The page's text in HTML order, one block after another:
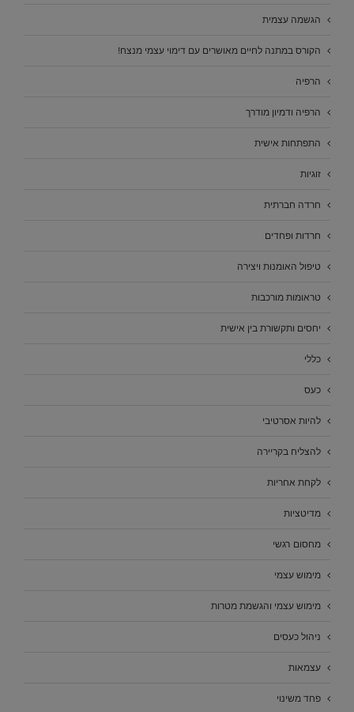
הגשמה עצמית
הקורס במתנה לחיים מאושרים עם דימוי עצמי מנצח!
הרפיה
הרפיה ודמיון מודרך
התפתחות אישית
זוגיות
חרדה חברתית
חרדות ופחדים
טיפול האומנות ויצירה
טראומות מורכבות
יחסים ותקשורת בין אישית
כללי
כעס
להיות אסרטיבי
להצליח בקריירה
לקחת אחריות
מדיטציות
מחסום רגשי
מימוש עצמי
מימוש עצמי והגשמת מטרות
ניהול כעסים
עצמאות
פחד משינוי